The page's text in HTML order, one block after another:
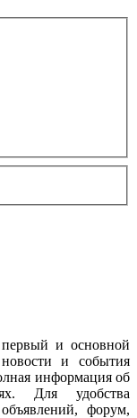
и основной
и события
информация об
Для удобства
форум,